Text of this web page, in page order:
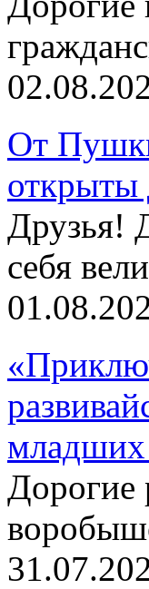
От
открыты
Друзья!
себя
младших
Дорогие